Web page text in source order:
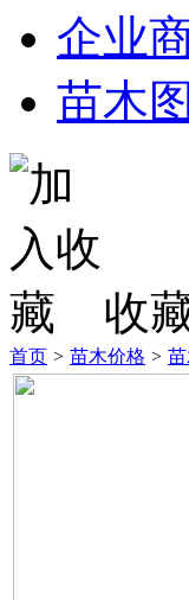
企业
苗木
收
首页 > 苗木价格 >